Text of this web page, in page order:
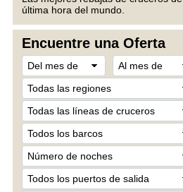
última hora del mundo.
Encuentre una Oferta